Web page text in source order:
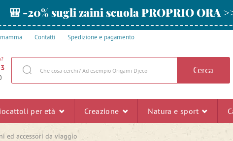
🎒 -20% sugli zaini scuola PROPRIO ORA
Contatti Spedizione e pagamento
Cerca
per età Creazione Natura e sport
ed accessori da viaggio